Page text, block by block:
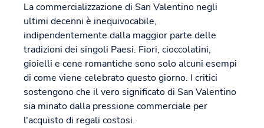
La commercializzazione di San Valentino negli
ultimi decenni è inequivocabile,
indipendentemente dalla maggior parte delle
tradizioni dei singoli Paesi. Fiori, cioccolatini,
gioielli e cene romantiche sono solo alcuni esempi
di come viene celebrato questo giorno. I critici
sostengono che il vero significato di San Valentino
sia minato dalla pressione commerciale per
l'acquisto di regali costosi.